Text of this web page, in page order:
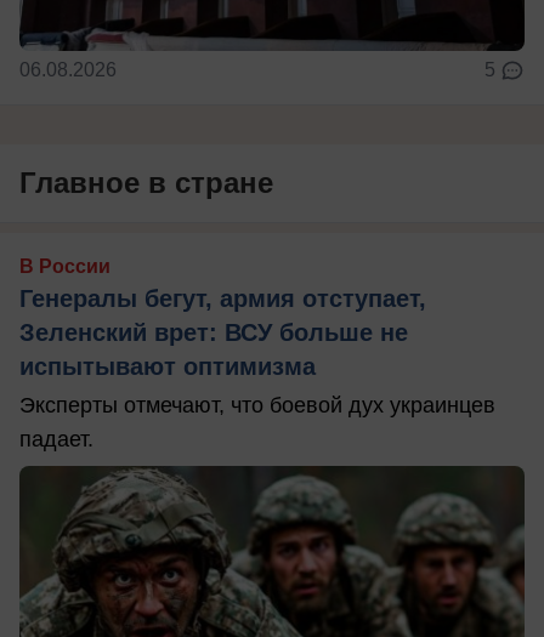
06.08.2026 5
Главное в стране
В России
Генералы бегут, армия отступает,
Зеленский врет: ВСУ больше не
испытывают оптимизма
Эксперты отмечают, что боевой дух украинцев
падает.